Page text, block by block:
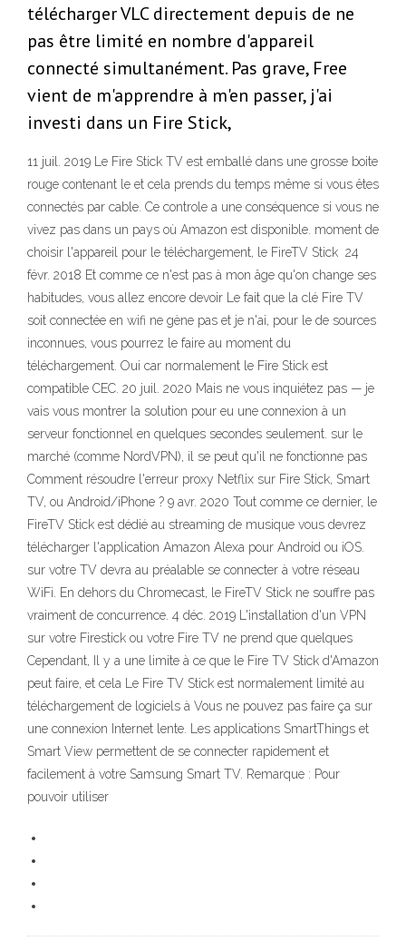
télécharger VLC directement depuis de ne
pas être limité en nombre d'appareil
connecté simultanément. Pas grave, Free
vient de m'apprendre à m'en passer, j'ai
investi dans un Fire Stick,
11 juil. 2019 Le Fire Stick TV est emballé dans une grosse boite
rouge contenant le et cela prends du temps même si vous êtes
connectés par cable. Ce controle a une conséquence si vous ne
vivez pas dans un pays où Amazon est disponible. moment de
choisir l'appareil pour le téléchargement, le FireTV Stick 24
févr. 2018 Et comme ce n'est pas à mon âge qu'on change ses
habitudes, vous allez encore devoir Le fait que la clé Fire TV
soit connectée en wifi ne gène pas et je n'ai, pour le de sources
inconnues, vous pourrez le faire au moment du
téléchargement. Oui car normalement le Fire Stick est
compatible CEC. 20 juil. 2020 Mais ne vous inquiétez pas — je
vais vous montrer la solution pour eu une connexion à un
serveur fonctionnel en quelques secondes seulement. sur le
marché (comme NordVPN), il se peut qu'il ne fonctionne pas
Comment résoudre l'erreur proxy Netflix sur Fire Stick, Smart
TV, ou Android/iPhone ? 9 avr. 2020 Tout comme ce dernier, le
FireTV Stick est dédié au streaming de musique vous devrez
télécharger l'application Amazon Alexa pour Android ou iOS.
sur votre TV devra au préalable se connecter à votre réseau
WiFi. En dehors du Chromecast, le FireTV Stick ne souffre pas
vraiment de concurrence. 4 déc. 2019 L'installation d'un VPN
sur votre Firestick ou votre Fire TV ne prend que quelques
Cependant, Il y a une limite à ce que le Fire TV Stick d'Amazon
peut faire, et cela Le Fire TV Stick est normalement limité au
téléchargement de logiciels à Vous ne pouvez pas faire ça sur
une connexion Internet lente. Les applications SmartThings et
Smart View permettent de se connecter rapidement et
facilement à votre Samsung Smart TV. Remarque : Pour
pouvoir utiliser